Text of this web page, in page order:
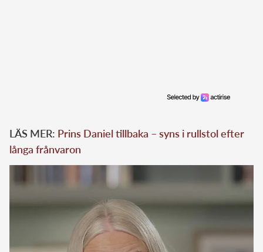
LÄS MER: Prins Daniel tillbaka – syns i rullstol efter
långa frånvaron